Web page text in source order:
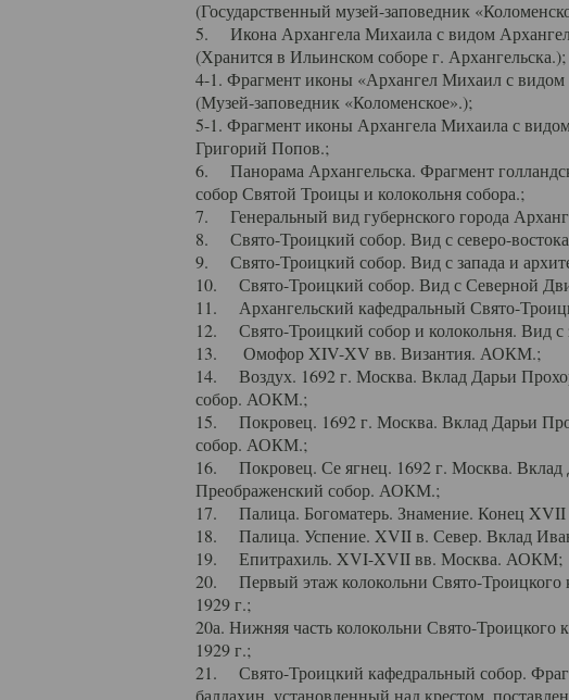
(Государственный музей-заповедник
5. Икона Архангела Михаила с видом
(Хранится в Ильинском соборе г. Архангельска.);
4-1. Фрагмент иконы «Архангел Михаил с
(Музей-заповедник «Коломенское».);
5-1. Фрагмент иконы Архангела Михаила с
Григорий Попов.;
6. Панорама Архангельска. Фрагмент
собор Святой Троицы и колокольня собора.;
7. Генеральный вид губернского города
8. Свято-Троицкий собор. Вид с северо-востока
9. Свято-Троицкий собор. Вид с запада и
10. Свято-Троицкий собор. Вид с Северной
11. Архангельский кафедральный Свято-
12. Свято-Троицкий собор и колокольня. Вид с
13. Омофор XIV-XV вв. Византия. АОКМ.;
14. Воздух. 1692 г. Москва. Вклад Дарьи
собор. АОКМ.;
15. Покровец. 1692 г. Москва. Вклад Дарьи
собор. АОКМ.;
16. Покровец. Се ягнец. 1692 г. Москва. Вклад
Преображенский собор. АОКМ.;
17. Палица. Богоматерь. Знамение. Конец
18. Палица. Успение. XVII в. Север. Вклад
19. Епитрахиль. XVI-XVII вв. Москва. АОКМ;
20. Первый этаж колокольни Свято-Троицкого
1929 г.;
20а. Нижняя часть колокольни Свято-
1929 г.;
21. Свято-Троицкий кафедральный собор.
балдахин, установленный над крестом,